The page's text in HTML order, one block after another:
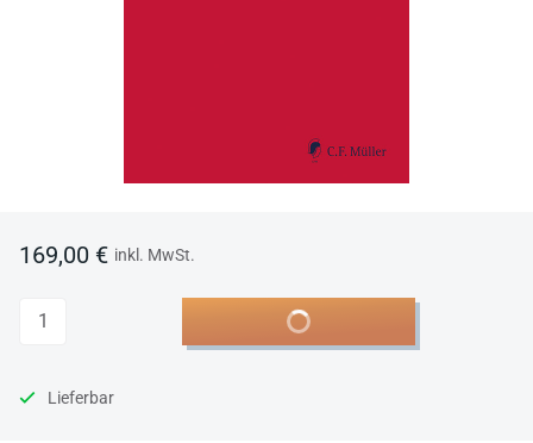
169,00 € inkl. MwSt.
Anzahl In den Warenkorb
Lieferbar